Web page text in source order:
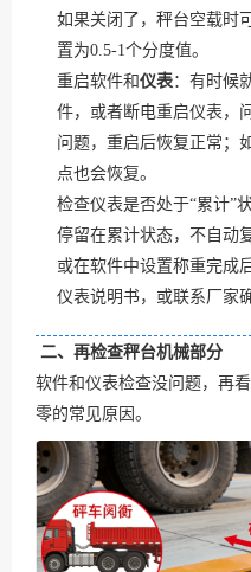
如果关闭了，秤台空载时
置为0.5-1个分度值。
重启软件和仪表：有时候
件，或者断电重启仪表，
问题，重启后恢复正常；
点也会恢复。
检查仪表是否处于“累计”
停留在累计状态，不自动
或在软件中设置称重完成
仪表说明书，或联系厂家
二、再检查秤台机械部分
软件和仪表检查没问题，再
零的常见原因。